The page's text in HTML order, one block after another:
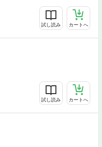
試し読み カートへ
試し読み カートへ